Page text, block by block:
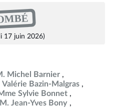
17 juin 2026)
Michel Barnier
Valérie Bazin-Malgras
Sylvie Bonnet
M. Jean-Yves Bony